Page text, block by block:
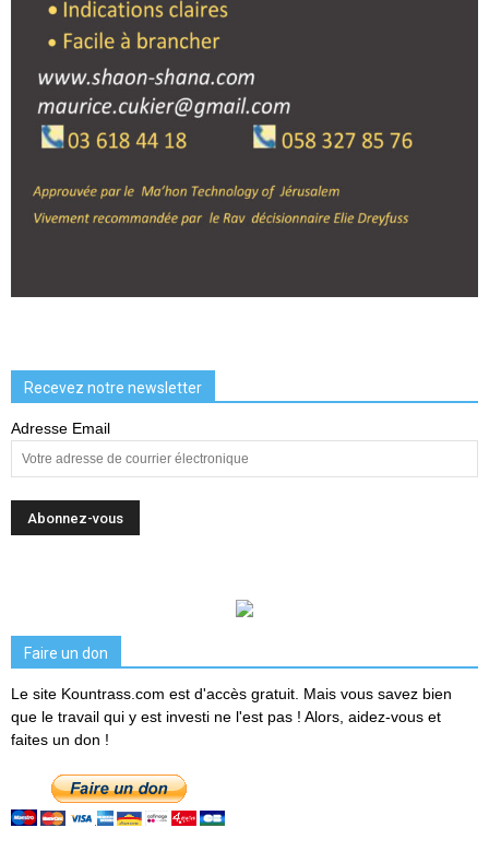
Recevez notre newsletter
Adresse Email
Faire un don
Le site Kountrass.com est d'accès gratuit. Mais vous savez bien
que le travail qui y est investi ne l'est pas ! Alors, aidez-vous et
faites un don !